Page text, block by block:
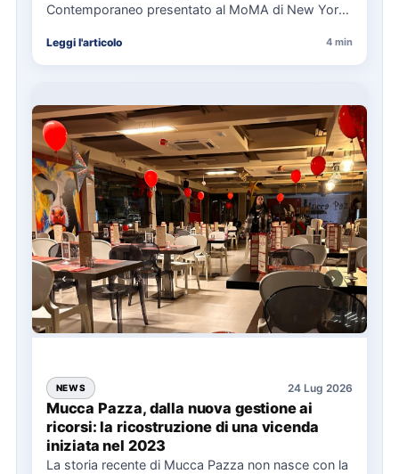
Contemporaneo presentato al MoMA di New York
Leggi l'articolo 4 min
NEWS 24 Lug 2026
Mucca Pazza, dalla nuova gestione ai
ricorsi: la ricostruzione di una vicenda
iniziata nel 2023
La storia recente di Mucca Pazza non nasce con la